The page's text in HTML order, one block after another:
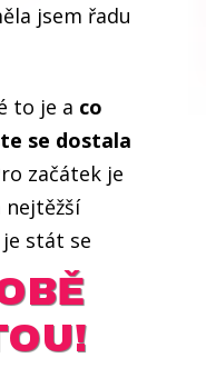
jsem řadu
to je a co
se dostala
začátek je
nejtěžší
stát se